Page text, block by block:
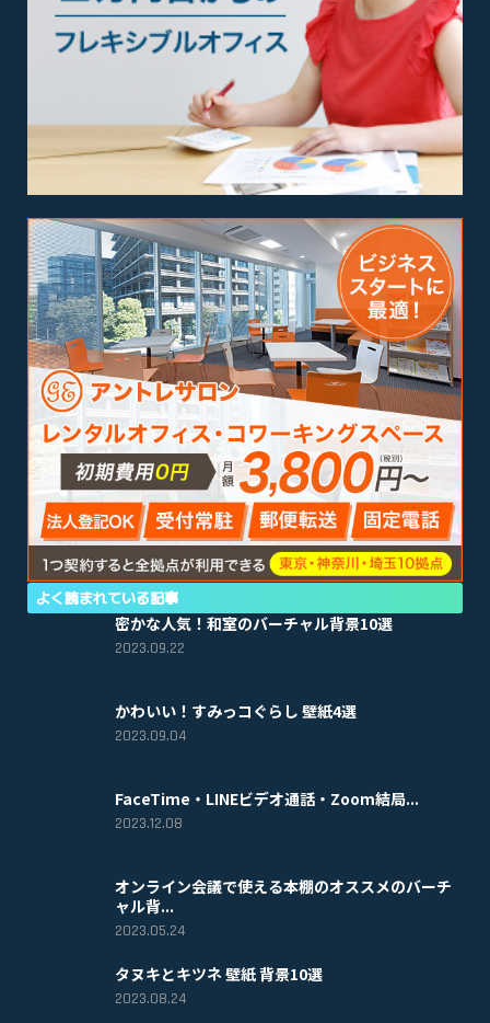
よく読まれている記事
密かな人気！和室のバーチャル背景10選
2023.09.22
かわいい！すみっコぐらし 壁紙4選
2023.09.04
FaceTime・LINEビデオ通話・Zoom結局...
2023.12.08
オンライン会議で使える本棚のオススメのバーチ
ャル背...
2023.05.24
タヌキとキツネ 壁紙 背景10選
2023.08.24